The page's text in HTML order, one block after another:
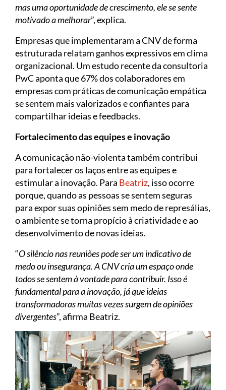
mas uma oportunidade de crescimento, ele se sente
motivado a melhorar”, explica.
Empresas que implementaram a CNV de forma
estruturada relatam ganhos expressivos em clima
organizacional. Um estudo recente da consultoria
PwC aponta que 67% dos colaboradores em
empresas com práticas de comunicação empática
se sentem mais valorizados e confiantes para
compartilhar ideias e feedbacks.
Fortalecimento das equipes e inovação
A comunicação não-violenta também contribui
para fortalecer os laços entre as equipes e
estimular a inovação. Para Beatriz, isso ocorre
porque, quando as pessoas se sentem seguras
para expor suas opiniões sem medo de represálias,
o ambiente se torna propício à criatividade e ao
desenvolvimento de novas ideias.
“O silêncio nas reuniões pode ser um indicativo de
medo ou insegurança. A CNV cria um espaço onde
todos se sentem à vontade para contribuir. Isso é
fundamental para a inovação, já que ideias
transformadoras muitas vezes surgem de opiniões
divergentes”, afirma Beatriz.